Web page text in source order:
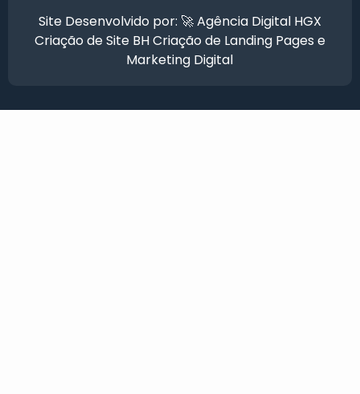
Site Desenvolvido por: 🚀Agência Digital HGX
Criação de Site BHCriação de Landing Pages e
Marketing Digital